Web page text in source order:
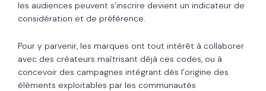
les audiences peuvent s’inscrire devient un indicateur de
considération et de préférence.
Pour y parvenir, les marques ont tout intérêt à collaborer
avec des créateurs maîtrisant déjà ces codes, ou à
concevoir des campagnes intégrant dès l’origine des
éléments exploitables par les communautés